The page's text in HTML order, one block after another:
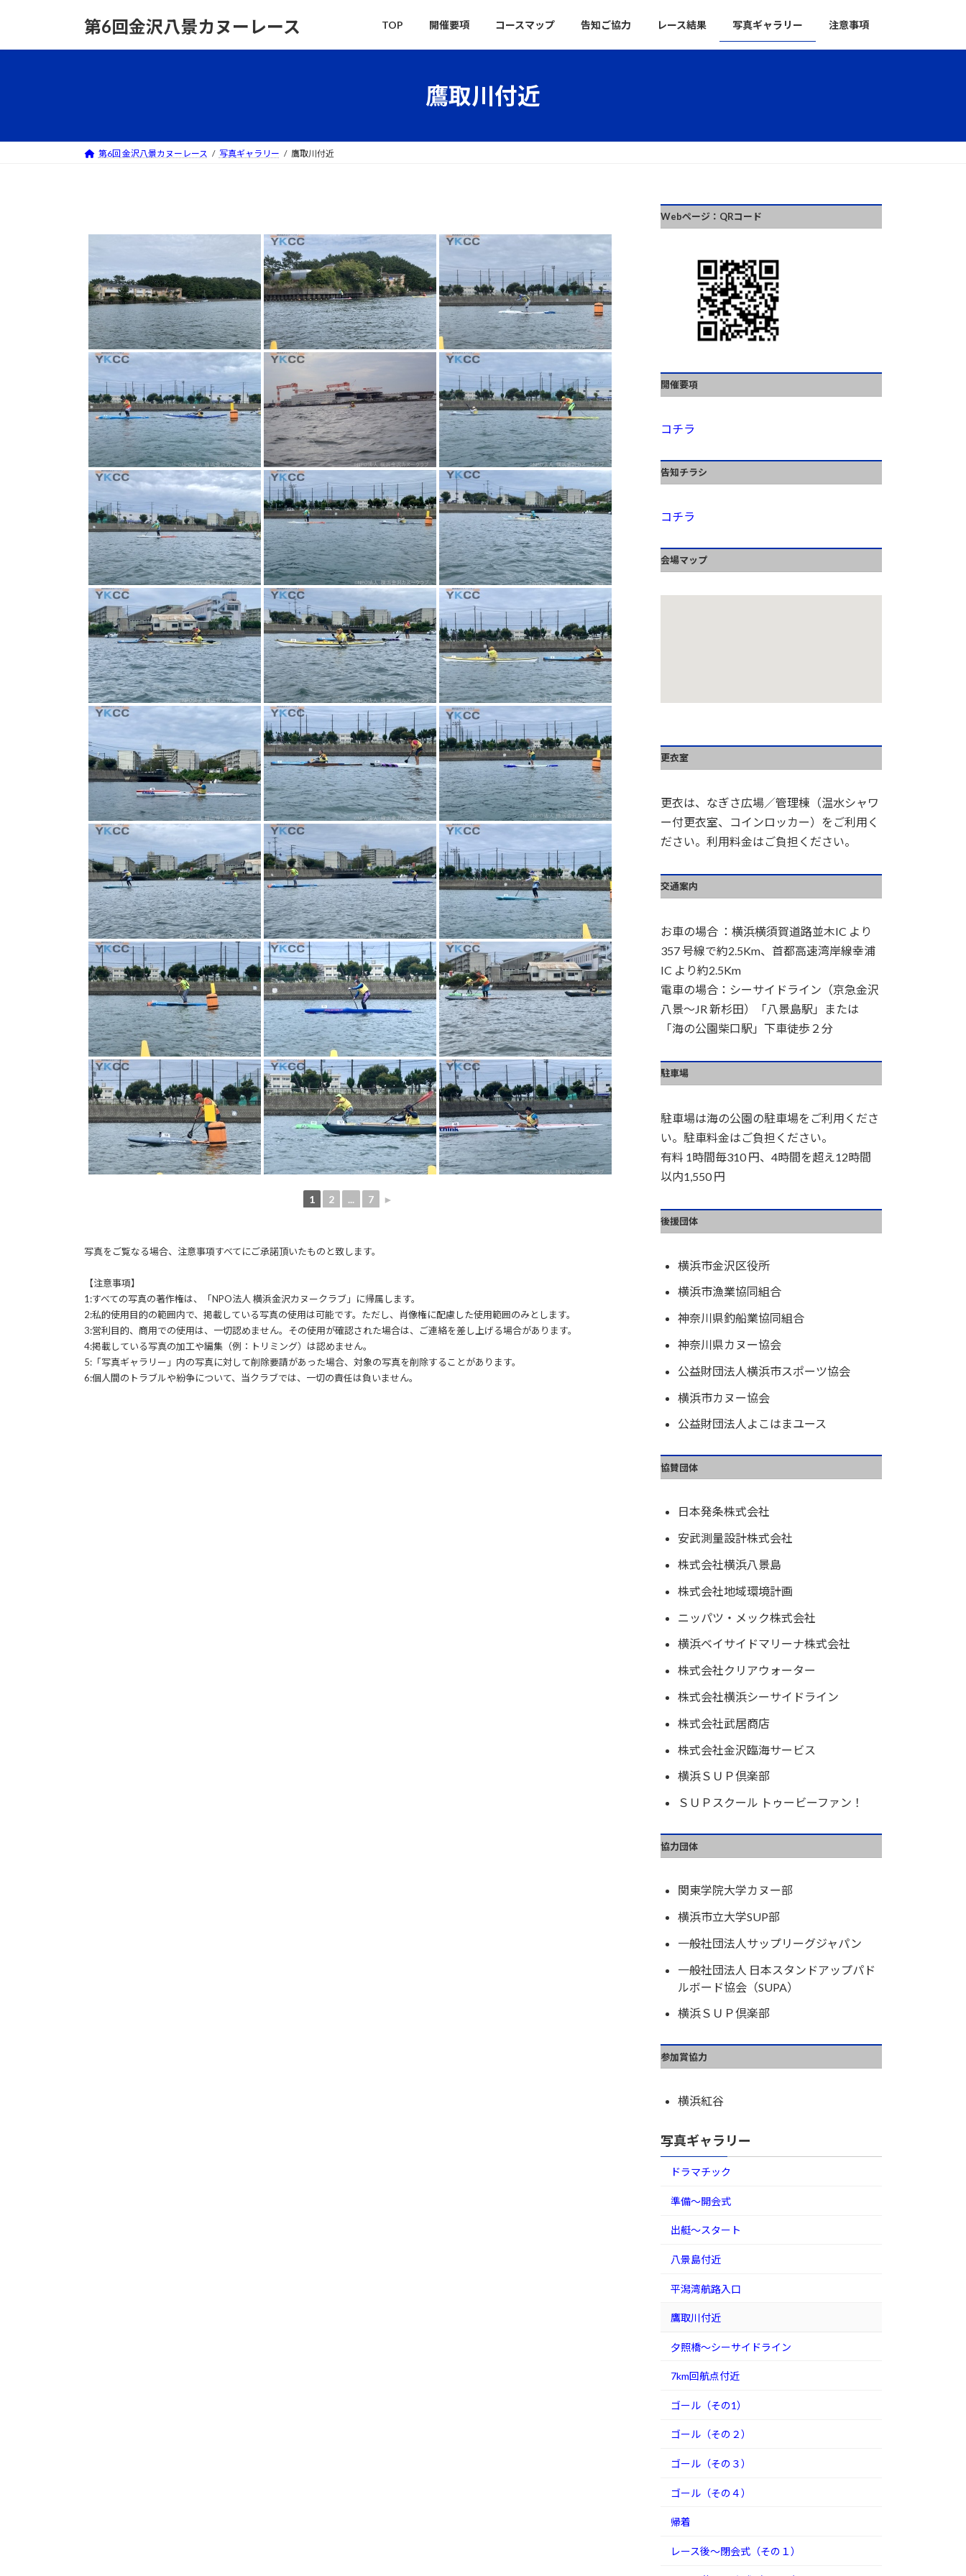
ッ
移
第6回金沢八景カヌーレース TOP 開催要項 コースマップ 告知ご協力 レース結果 写真ギャラリー 注意事項
鷹取川付近
第6回 金沢八景カヌーレース 写真ギャラリー 鷹取川付近
1 2 ... 7 ►
写真をご覧なる場合、注意事項すべてにご承諾頂いたものと致します。
【注意事項】
1:すべての写真の著作権は、「NPO法人 横浜金沢カヌークラブ」に帰属します。
2:私的使用目的の範囲内で、掲載している写真の使用は可能です。ただし、肖像権に配慮した使用範囲のみとします。
3:営利目的、商用での使用は、一切認めません。その使用が確認された場合は、ご連絡を差し上げる場合があります。
4:掲載している写真の加工や編集（例：トリミング）は認めません。
5:「写真ギャラリー」内の写真に対して削除要請があった場合、対象の写真を削除することがあります。
6:個人間のトラブルや紛争について、当クラブでは、一切の責任は負いません。
Webページ：QRコード
開催要項
コチラ
告知チラシ
コチラ
会場マップ
更衣室
更衣は、なぎさ広場／管理棟（温水シャワ
ー付更衣室、コインロッカー）をご利用く
ださい。利用料金はご負担ください。
交通案内
お車の場合 ：横浜横須賀道路並木IC より
357 号線で約2.5Km、首都高速湾岸線幸浦
IC より約2.5Km
電車の場合：シーサイドライン（京急金沢
八景～JR 新杉田）「八景島駅」または
「海の公園柴口駅」下車徒歩２分
駐車場
駐車場は海の公園の駐車場をご利用くださ
い。駐車料金はご負担ください。
有料 1時間毎310 円、4時間を超え12時間
以内1,550 円
後援団体
横浜市金沢区役所
横浜市漁業協同組合
神奈川県釣船業協同組合
神奈川県カヌー協会
公益財団法人横浜市スポーツ協会
横浜市カヌー協会
公益財団法人よこはまユース
協賛団体
日本発条株式会社
安武測量設計株式会社
株式会社横浜八景島
株式会社地域環境計画
ニッパツ・メック株式会社
横浜ベイサイドマリーナ株式会社
株式会社クリアウォーター
株式会社横浜シーサイドライン
株式会社武居商店
株式会社金沢臨海サービス
横浜ＳＵＰ倶楽部
ＳＵＰスクール トゥービーファン！
協力団体
関東学院大学カヌー部
横浜市立大学SUP部
一般社団法人サップリーグジャパン
一般社団法人 日本スタンドアップパド
ルボード協会（SUPA）
横浜ＳＵＰ倶楽部
参加賞協力
横浜紅谷
写真ギャラリー
ドラマチック
準備～開会式
出艇～スタート
八景島付近
平潟湾航路入口
鷹取川付近
夕照橋～シーサイドライン
7km回航点付近
ゴール（その1）
ゴール（その２）
ゴール（その３）
ゴール（その４）
帰着
レース後～閉会式（その１）